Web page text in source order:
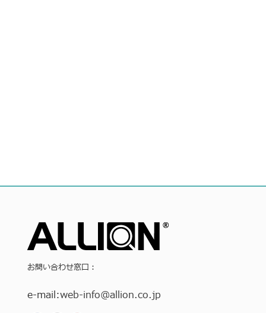
お問い合わせ窓口：
e-mail:web-info@allion.co.jp